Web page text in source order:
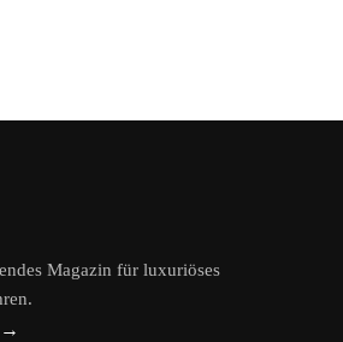
Magazin für luxuriöses
→